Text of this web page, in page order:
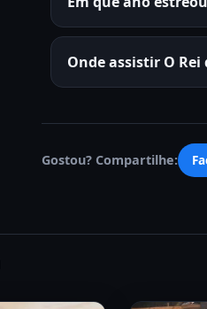
Onde assistir O
Gostou? Compartilhe: